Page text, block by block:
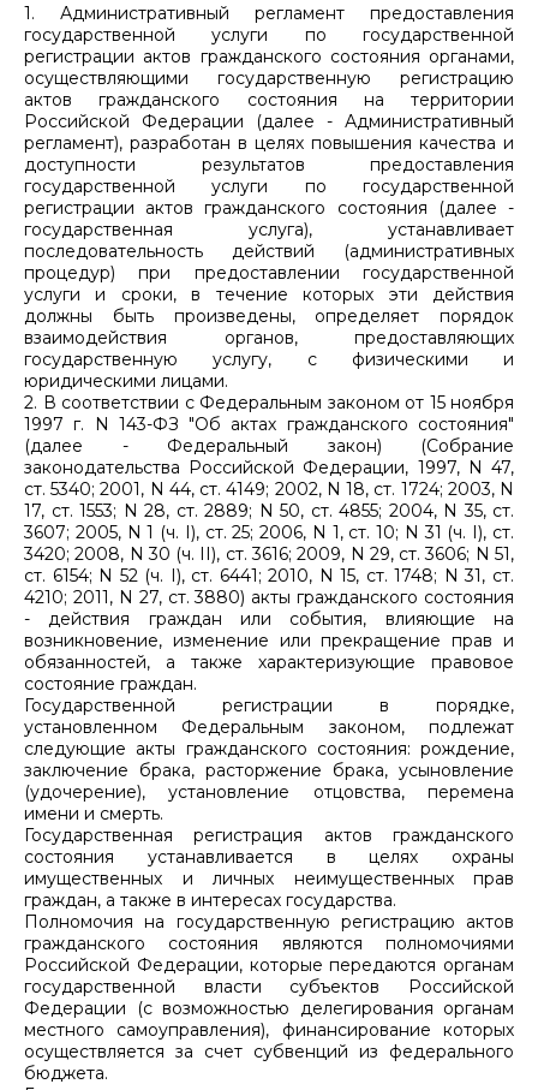
1. Административный регламент предоставления
государственной услуги по государственной
регистрации актов гражданского состояния органами,
осуществляющими государственную регистрацию
актов гражданского состояния на территории
Российской Федерации (далее - Административный
регламент), разработан в целях повышения качества и
доступности результатов предоставления
государственной услуги по государственной
регистрации актов гражданского состояния (далее -
государственная услуга), устанавливает
последовательность действий (административных
процедур) при предоставлении государственной
услуги и сроки, в течение которых эти действия
должны быть произведены, определяет порядок
взаимодействия органов, предоставляющих
государственную услугу, с физическими и
юридическими лицами.
2. В соответствии с Федеральным законом от 15 ноября
1997 г. N 143-ФЗ "Об актах гражданского состояния"
(далее - Федеральный закон) (Собрание
законодательства Российской Федерации, 1997, N 47,
ст. 5340; 2001, N 44, ст. 4149; 2002, N 18, ст. 1724; 2003, N
17, ст. 1553; N 28, ст. 2889; N 50, ст. 4855; 2004, N 35, ст.
3607; 2005, N 1 (ч. I), ст. 25; 2006, N 1, ст. 10; N 31 (ч. I), ст.
3420; 2008, N 30 (ч. II), ст. 3616; 2009, N 29, ст. 3606; N 51,
ст. 6154; N 52 (ч. I), ст. 6441; 2010, N 15, ст. 1748; N 31, ст.
4210; 2011, N 27, ст. 3880) акты гражданского состояния
- действия граждан или события, влияющие на
возникновение, изменение или прекращение прав и
обязанностей, а также характеризующие правовое
состояние граждан.
Государственной регистрации в порядке,
установленном Федеральным законом, подлежат
следующие акты гражданского состояния: рождение,
заключение брака, расторжение брака, усыновление
(удочерение), установление отцовства, перемена
имени и смерть.
Государственная регистрация актов гражданского
состояния устанавливается в целях охраны
имущественных и личных неимущественных прав
граждан, а также в интересах государства.
Полномочия на государственную регистрацию актов
гражданского состояния являются полномочиями
Российской Федерации, которые передаются органам
государственной власти субъектов Российской
Федерации (с возможностью делегирования органам
местного самоуправления), финансирование которых
осуществляется за счет субвенций из федерального
бюджета.